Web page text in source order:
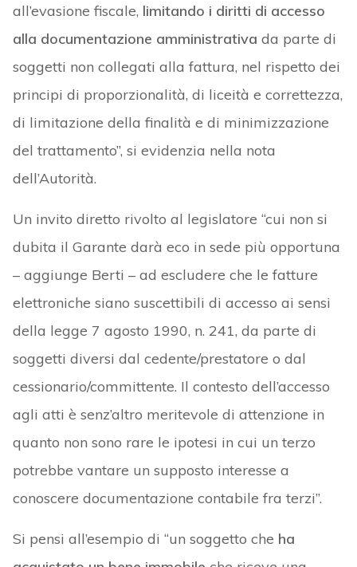
all’evasione fiscale, limitando i diritti di accesso
alla documentazione amministrativa da parte di
soggetti non collegati alla fattura, nel rispetto dei
principi di proporzionalità, di liceità e correttezza,
di limitazione della finalità e di minimizzazione
del trattamento”, si evidenzia nella nota
dell’Autorità.
Un invito diretto rivolto al legislatore “cui non si
dubita il Garante darà eco in sede più opportuna
– aggiunge Berti – ad escludere che le fatture
elettroniche siano suscettibili di accesso ai sensi
della legge 7 agosto 1990, n. 241, da parte di
soggetti diversi dal cedente/prestatore o dal
cessionario/committente. Il contesto dell’accesso
agli atti è senz’altro meritevole di attenzione in
quanto non sono rare le ipotesi in cui un terzo
potrebbe vantare un supposto interesse a
conoscere documentazione contabile fra terzi”.
Si pensi all’esempio di “un soggetto che ha